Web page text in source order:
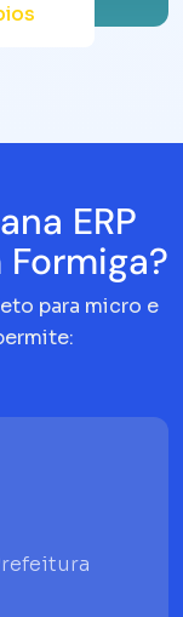
ERP
para micro e